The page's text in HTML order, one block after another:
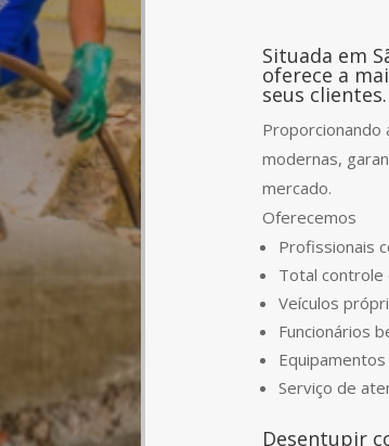
Situada em
oferece a
seus clientes.
Proporcionando
modernas,
mercado.
Oferecemos
Profissionais
Total controle
Veículos
Funcionários
Serviço de
Desentupir